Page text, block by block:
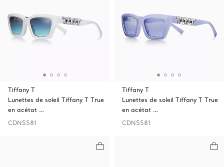
Tiffany T
Lunettes de soleil Tiffany T True
en acétat …
CDN$581
Tiffany T
Lunettes de soleil Tiffany T True
en acétat …
CDN$581